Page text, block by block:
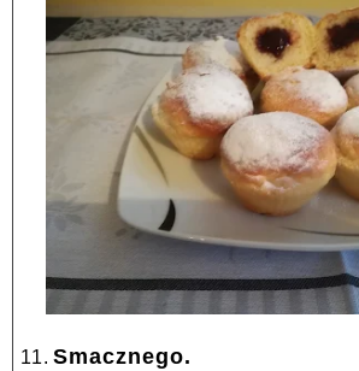
11. Smacznego.